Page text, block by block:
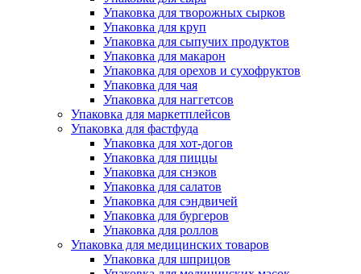
Упаковка для творожных сырков
Упаковка для круп
Упаковка для сыпучих продуктов
Упаковка для макарон
Упаковка для орехов и сухофруктов
Упаковка для чая
Упаковка для наггетсов
Упаковка для маркетплейсов
Упаковка для фастфуда
Упаковка для хот-догов
Упаковка для пиццы
Упаковка для снэков
Упаковка для салатов
Упаковка для сэндвичей
Упаковка для бургеров
Упаковка для роллов
Упаковка для медицинских товаров
Упаковка для шприцов